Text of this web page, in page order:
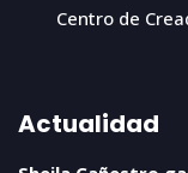
Centro de
Actualidad